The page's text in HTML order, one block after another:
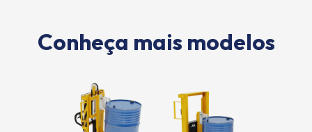
Conheça mais modelos